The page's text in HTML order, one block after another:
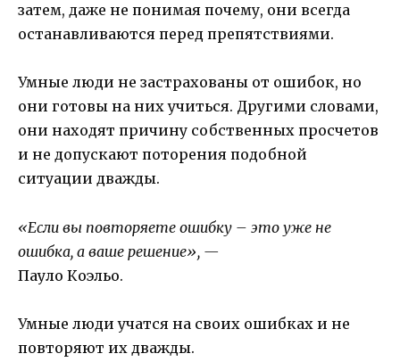
затем, даже не понимая почему, они всегда
останавливаются перед препятствиями.
Умные люди не застрахованы от ошибок, но
они готовы на них учиться. Другими словами,
они находят причину собственных просчетов
и не допускают поторения подобной
ситуации дважды.
«Если вы повторяете ошибку – это уже не
ошибка, а ваше решение», —
Пауло Коэльо.
Умные люди учатся на своих ошибках и не
повторяют их дважды.